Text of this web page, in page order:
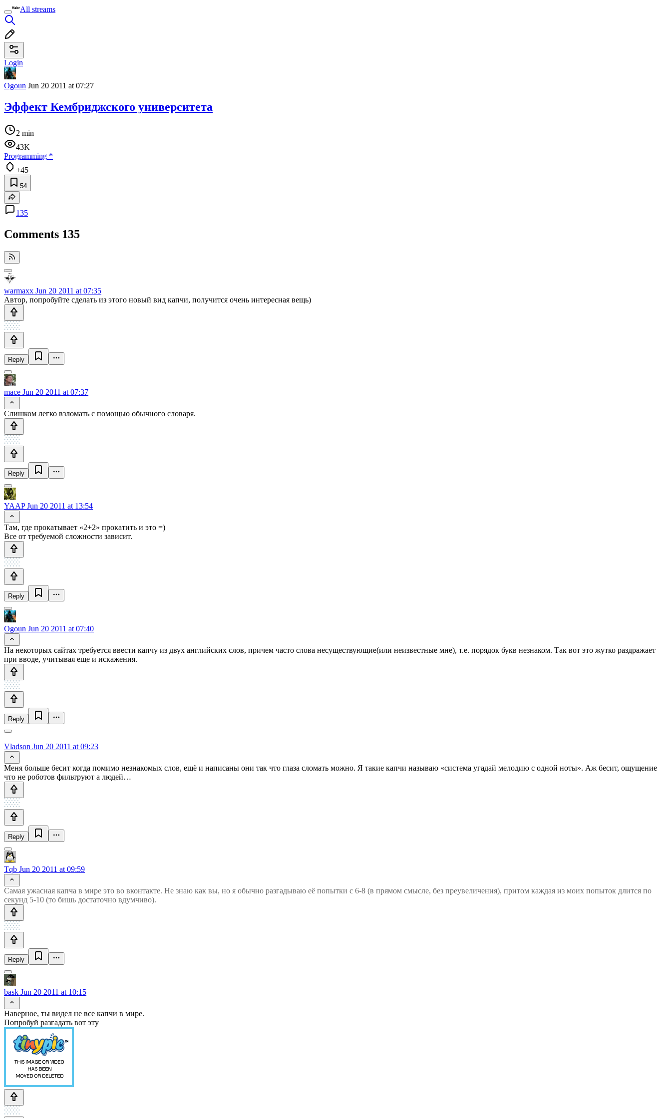
All streams
Login
Ogoun Jun 20 2011 at 07:27
Эффект Кембриджского университета
2 min
43K
Programming *
+45
54
135
Comments 135
warmaxx Jun 20 2011 at 07:35
Автор, попробуйте сделать из этого новый вид капчи, получится очень интересная вещь)
Reply
mace Jun 20 2011 at 07:37
Слишком легко взломать с помощью обычного словаря.
Reply
YAAPJun 20 2011 at 13:54
Там, где прокатывает «2+2» прокатить и это =)
Все от требуемой сложности зависит.
Reply
Ogoun Jun 20 2011 at 07:40
На некоторых сайтах требуется ввести капчу из двух английских слов, причем часто слова несуществующие(или неизвестные мне), т.е. порядок букв незнаком. Так вот это жутко раздражает
при вводе, учитывая еще и искажения.
Reply
Vladson Jun 20 2011 at 09:23
Меня больше бесит когда помимо незнакомых слов, ещё и написаны они так что глаза сломать можно. Я такие капчи называю «система угадай мелодию с одной ноты». Аж бесит, ощущение
что не роботов фильтруют а людей…
Reply
Tqb Jun 20 2011 at 09:59
Самая ужасная капча в мире это во вконтакте. Не знаю как вы, но я обычно разгадываю её попытки с 6-8 (в прямом смысле, без преувеличения), притом каждая из моих попыток длится по
секунд 5-10 (то бишь достаточно вдумчиво).
Reply
bask Jun 20 2011 at 10:15
Наверное, ты видел не все капчи в мире.
Попробуй разгадать вот эту